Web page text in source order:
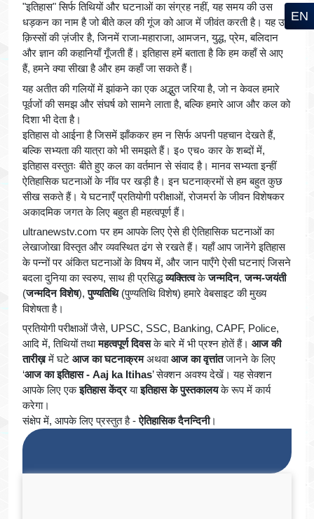
"इतिहास" सिर्फ तिथियों और घटनाओं का संग्रह नहीं, यह समय की उस
धड़कन का नाम है जो बीते कल की गूंज को आज में जीवंत करती है। यह उन
क़िस्सों की ज़ंजीर है, जिनमें राजा-महाराजा, आमजन, युद्ध, प्रेम, बलिदान
और ज्ञान की कहानियाँ गूँजती हैं। इतिहास हमें बताता है कि हम कहाँ से आए
हैं, हमने क्या सीखा है और हम कहाँ जा सकते हैं।
यह अतीत की गलियों में झांकने का एक अद्भुत जरिया है, जो न केवल हमारे
पूर्वजों की समझ और संघर्ष को सामने लाता है, बल्कि हमारे आज और कल को
दिशा भी देता है।
इतिहास वो आईना है जिसमें झाँककर हम न सिर्फ अपनी पहचान देखते हैं,
बल्कि सभ्यता की यात्रा को भी समझते हैं। इ० एच० कार के शब्दों में,
इतिहास वस्तुतः बीते हुए कल का वर्तमान से संवाद है। मानव सभ्यता इन्हीं
ऐतिहासिक घटनाओं के नींव पर खड़ी है। इन घटनाक्रमों से हम बहुत कुछ
सीख सकते हैं। ये घटनाएँ प्रतियोगी परीक्षाओं, रोजमर्रा के जीवन विशेषकर
अकादमिक जगत के लिए बहुत ही महत्वपूर्ण हैं।
ultranewstv.com पर हम आपके लिए ऐसे ही ऐतिहासिक घटनाओं का
लेखाजोखा विस्तृत और व्यवस्थित ढंग से रखते हैं। यहाँ आप जानेंगे इतिहास
के पन्नों पर अंकित घटनाओं के विषय में, और जान पाएँगे ऐसी घटनाएं जिसने
बदला दुनिया का स्वरुप, साथ ही प्रसिद्धव्यक्तित्वकेजन्मदिन,जन्म-जयंती
(जन्मदिन विशेष),पुण्यतिथि (पुण्यतिथि विशेष) हमारे वेबसाइट की मुख्य
विशेषता है।
प्रतियोगी परीक्षाओं जैसे, UPSC, SSC, Banking, CAPF, Police,
आदि में, तिथियों तथामहत्वपूर्ण दिवसके बारे में भी प्रश्न होतें हैं। आज की
तारीख़में घटे आज का घटनाक्रमअथवाआज का वृत्तांतजानने के लिए
‘आज का इतिहास - Aaj ka Itihas’ सेक्शन अवश्य देखें। यह सेक्शन
आपके लिए एकइतिहास केंद्रयाइतिहास के पुस्तकालयके रूप में कार्य
करेगा।
संक्षेप में, आपके लिए प्रस्तुत है -ऐतिहासिक दैनन्दिनी।
EN